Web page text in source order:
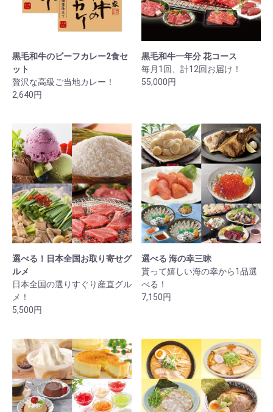
黒毛和牛のビーフカレー2食セ
ット
贅沢な高級ご当地カレー！
2,640円
黒毛和牛一年分 花コース
毎月1回、計12回お届け！
55,000円
選べる！日本全国お取り寄せグ
ルメ
日本全国の選りすぐり産直グル
メ！
5,500円
選べる 海の幸三昧
貰って嬉しい海の幸から1品選
べる！
7,150円